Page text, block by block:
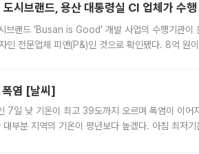
브랜드, 용산 대통령실 CI 업체가 수행
브랜드 ‘Busan is Good’ 개발 사업의 수행기관이
인 전문업체 피앤(P&)인 것으로 확인됐다. 8억 원
염 [날씨]
7일 낮 기온이 최고 39도까지 오르며 폭염이 이어
부분 지역의 기온이 평년보다 높겠다. 아침 최저